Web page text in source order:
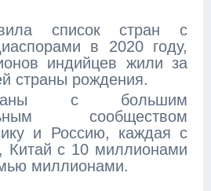
список стран с
в 2020 году,
индийцев жили за
страны рождения.
с большим
сообществом
и Россию, каждая с
Китай с 10 миллионами
миллионами.